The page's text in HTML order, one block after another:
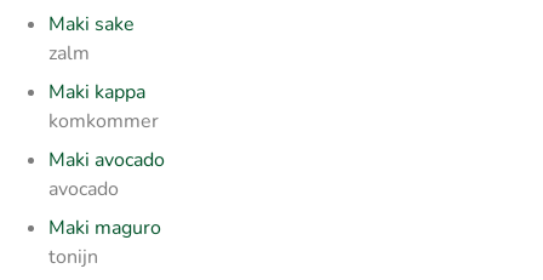
Maki sake
zalm
Maki kappa
komkommer
Maki avocado
avocado
Maki maguro
tonijn